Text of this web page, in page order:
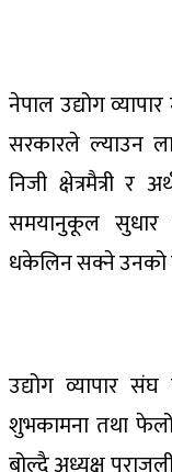
नेपाल उद्योग
सरकारले ल्याउन
निजी क्षेत्रमैत्री र
समयानुकूल
धकेलिन सक्ने उनको
उद्योग व्यापार
शुभकामना तथा